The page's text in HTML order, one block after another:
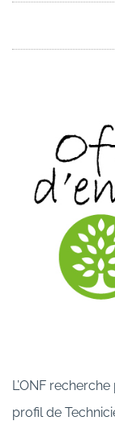
L’ONF
profil de